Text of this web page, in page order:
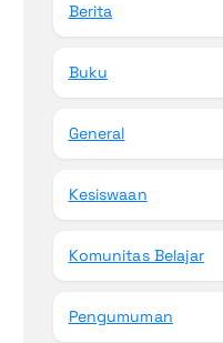
Berita
Buku
General
Kesiswaan
Komunitas Belajar
Pengumuman